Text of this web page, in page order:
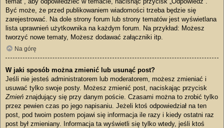
Być może, że przed publikowaniem wiadomości trzeba będzie się
zarejestrować. Na dole strony forum lub strony tematów jest wyświetlana
lista uprawnień użytkownika na każdym forum. Na przykład: Możesz
tworzyć nowe tematy, Możesz dodawać załączniki itp.
Na górę
W jaki sposób można zmienić lub usunąć post?
Jeśli nie jesteś administratorem lub moderatorem, możesz zmieniać i
usuwać tylko swoje posty. Możesz zmienić post, naciskając przycisk
Zmień znajdujący się przy danym poście. Czasami można to zrobić tylko
przez pewien czas po jego napisaniu. Jeżeli ktoś odpowiedział na ten
post, pod twoim postem pojawi się informacja ile razy i kiedy ostatni raz
post był zmieniany. Informacja ta wyświetli się tylko wtedy, jeśli ktoś